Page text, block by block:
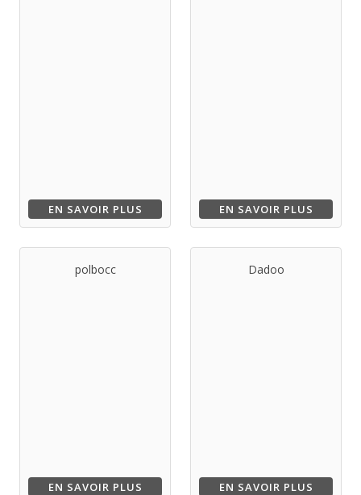
EN SAVOIR PLUS EN SAVOIR PLUS
polbocc
EN SAVOIR PLUS
Dadoo
EN SAVOIR PLUS